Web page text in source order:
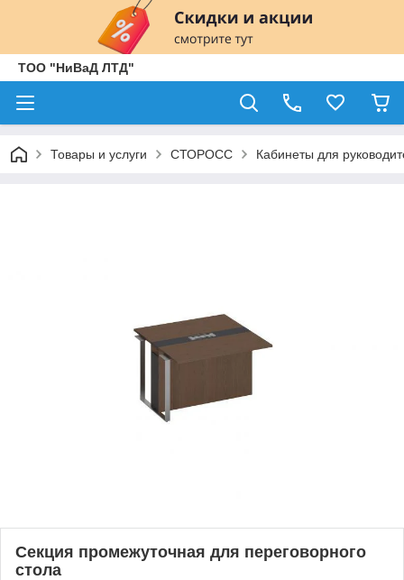
ТОО "НиВаД ЛТД"
Товары и услуги СТОРОСС Кабинеты для
Секция промежуточная для переговорного
стола